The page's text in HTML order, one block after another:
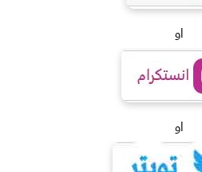
او
او